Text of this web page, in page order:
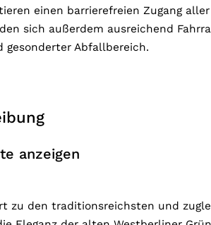
einen barrierefreien Zugang
sich außerdem ausreichend
gesonderter Abfallbereich.
anzeigen
zu den traditionsreichsten und